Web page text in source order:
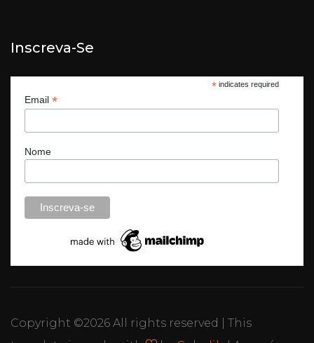
Inscreva-Se
*indicates required
Email *
Nome
Copyright ©2026 All rights reserved | This